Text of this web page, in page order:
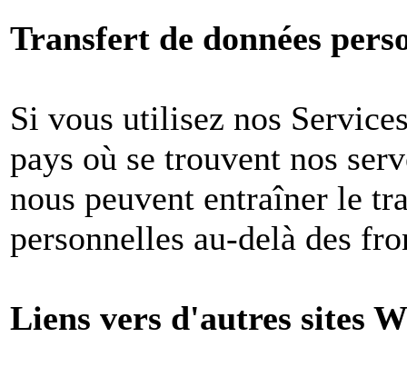
Transfert de données
Si vous utilisez nos
pays où se trouvent nos
nous peuvent entraîner le
personnelles au-delà des
Liens vers d'autres sites